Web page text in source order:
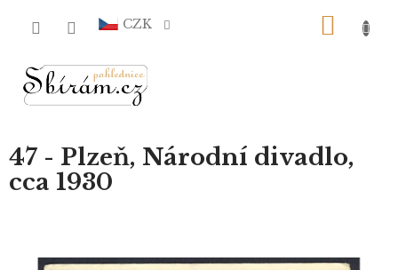
CZK
47 - Plzeň, Národní divadlo,
cca 1930